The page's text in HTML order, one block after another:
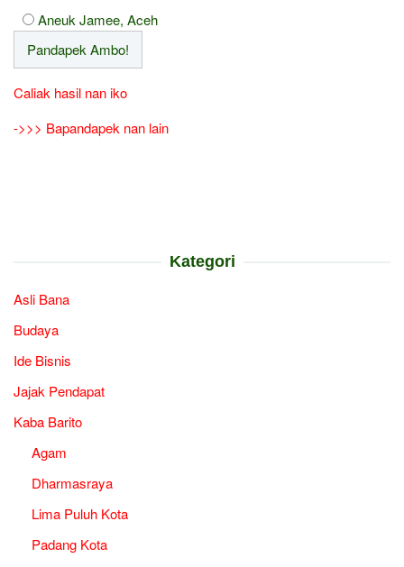
Aneuk Jamee, Aceh
Caliak hasil nan iko
->>> Bapandapek nan lain
Kategori
Asli Bana
Budaya
Ide Bisnis
Jajak Pendapat
Kaba Barito
Agam
Dharmasraya
Lima Puluh Kota
Padang Kota